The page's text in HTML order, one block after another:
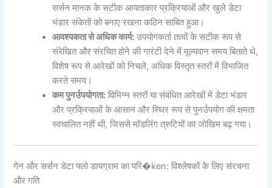
सर्सन मानक के सटीक आयताकार प्रक्रियाओं और खुले डेटा
भंडार संकेतों को बनाए रखना कठिन साबित हुआ।
आवश्यकता से अधिक कार्य: उपयोगकर्ता तत्वों के सटीक रूप से
संरेखित और संरचित होने की गारंटी देने में मूल्यवान समय बिताते थे,
विशेष रूप से आरेखों को निचले, अधिक विस्तृत स्तरों में विभाजित
करते समय।
कम पुनर्उपयोगता: विभिन्न स्तरों या संबंधित आरेखों में डेटा भंडार
और प्रक्रियाओं के आसान और स्थिर रूप से पुनर्उपयोग की क्षमता
स्वचालित नहीं थी, जिससे मॉडलिंग त्रुटियों का जोखिम बढ़ गया।
गेन और सर्सन डेटा फ्लो डायग्राम का परि�ken: विश्लेषकों के लिए संरचना
और गति